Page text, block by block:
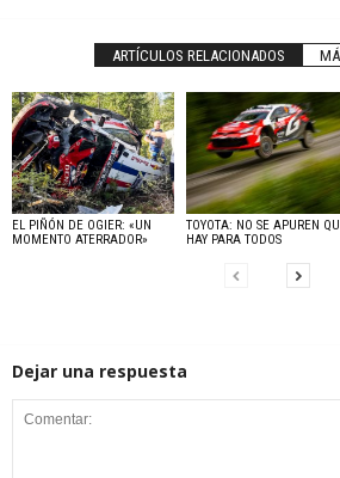
ARTÍCULOS RELACIONADOS
EL PIÑÓN DE OGIER: «UN
MOMENTO ATERRADOR»
TOYOTA: NO SE APUREN
HAY PARA TODOS
Dejar una respuesta